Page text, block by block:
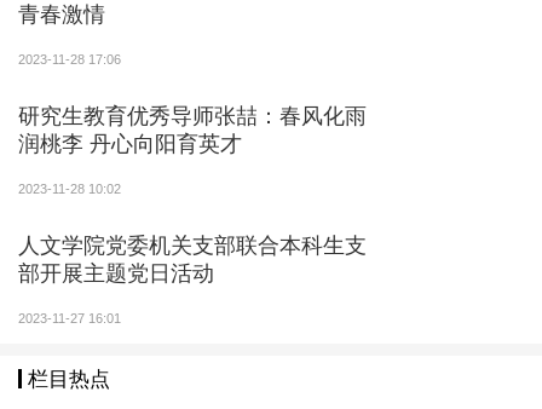
青春激情
2023-11-28 17:06
研究生教育优秀导师张喆：春风化雨
润桃李 丹心向阳育英才
2023-11-28 10:02
人文学院党委机关支部联合本科生支
部开展主题党日活动
2023-11-27 16:01
栏目热点